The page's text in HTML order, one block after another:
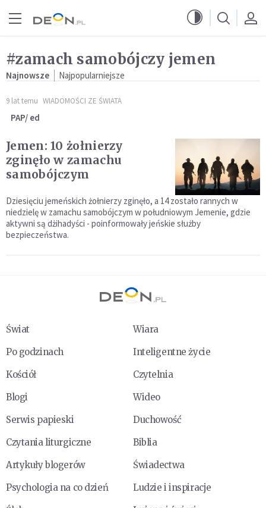
#zamach samobójczy jemen
Najnowsze Najpopularniejsze
9 lat temu WIADOMOŚCI ZE ŚWIATA
PAP/ ed
Jemen: 10 żołnierzy
zginęło w zamachu
samobójczym
Dziesięciu jemeńskich żołnierzy zginęło, a 14 zostało rannych w
niedzielę w zamachu samobójczym w południowym Jemenie, gdzie
aktywni są dżihadyści - poinformowały jeńskie służby
bezpieczeństwa.
Świat
Wiara
Po godzinach
Inteligentne życie
Kościół
Czytelnia
Blogi
Wideo
Serwis papieski
Duchowość
Czytania liturgiczne
Biblia
Artykuły blogerów
Świadectwa
Psychologia na co dzień
Ludzie i inspiracje